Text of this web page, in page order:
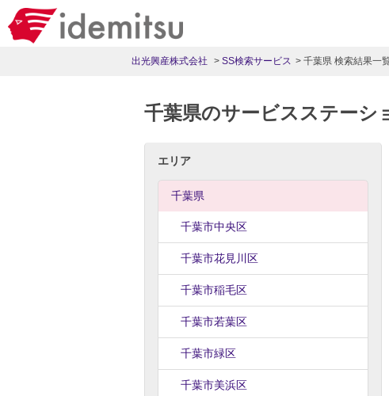
出光興産株式会社 SS検索サービス 千葉県 検索結果一
千葉県のサービスステーシ
エリア
千葉県
千葉市中央区
千葉市花見川区
千葉市稲毛区
千葉市若葉区
千葉市緑区
千葉市美浜区